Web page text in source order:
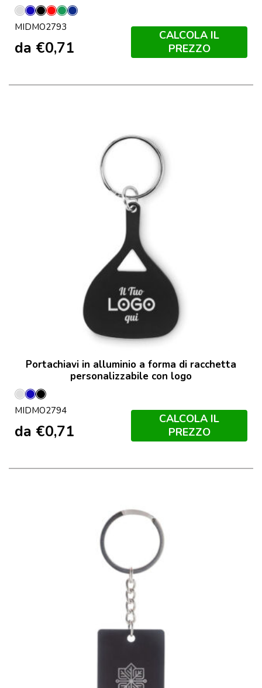
Argento
BluNeroRosso
VerdeFrancese
MIDMO2793
da €0,71
CALCOLA IL
PREZZO
Portachiavi in alluminio a forma di racchetta
personalizzabile con logo
Argento
Opaco
BluNero
MIDMO2794
da €0,71
CALCOLA IL
PREZZO